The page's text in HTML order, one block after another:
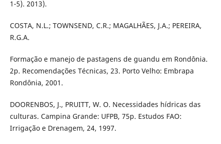
1-5). 2013).
COSTA, N.L.; TOWNSEND, C.R.; MAGALHÃES, J.A.; PEREIRA,
R.G.A.
Formação e manejo de pastagens de guandu em Rondônia.
2p. Recomendações Técnicas, 23. Porto Velho: Embrapa
Rondônia, 2001.
DOORENBOS, J., PRUITT, W. O. Necessidades hídricas das
culturas. Campina Grande: UFPB, 75p. Estudos FAO:
Irrigação e Drenagem, 24, 1997.